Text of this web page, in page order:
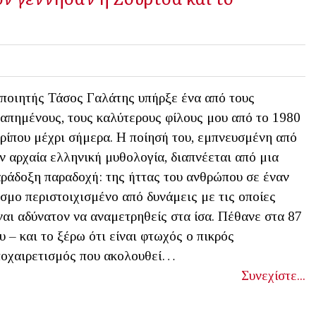
Τάσος Γαλάτης υπήρξε ένα από τους
τους καλύτερους φίλους μου από το 1980
μέχρι σήμερα. Η ποίησή του, εμπνευσμένη από
αρχαία ελληνική μυθολογία, διαπνέεται από μια
παραδοχή: της ήττας του ανθρώπου σε έναν
περιστοιχισμένο από δυνάμεις με τις οποίες
αδύνατον να αναμετρηθείς στα ίσα. Πέθανε στα 87
– και το ξέρω ότι είναι φτωχός ο πικρός
που ακολουθεί…
Συνεχίστε...